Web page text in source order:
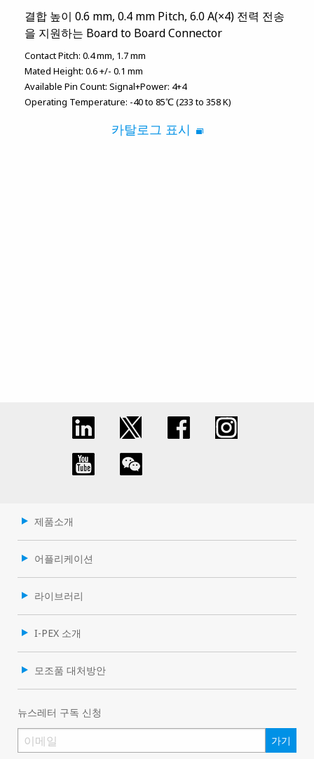
결합 높이 0.6 mm, 0.4 mm Pitch, 6.0 A(×4) 전력 전송
을 지원하는 Board to Board Connector
Contact Pitch: 0.4 mm 1.7 mm
Mated Height: 0.6 +/- 0.1 mm
Available Pin Count: Signal+Power: 4+4
Operating Temperature: -40 to 85℃ (233 to 358 K)
카탈로그 표시
제품소개
어플리케이션
라이브러리
I-PEX 소개
모조품 대처방안
뉴스레터 구독 신청